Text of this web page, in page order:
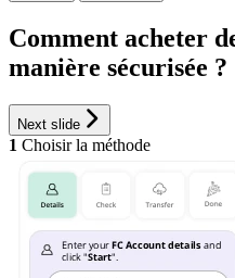
Comment acheter
manière sécurisée ?
Next slide
1 Choisir la méthode